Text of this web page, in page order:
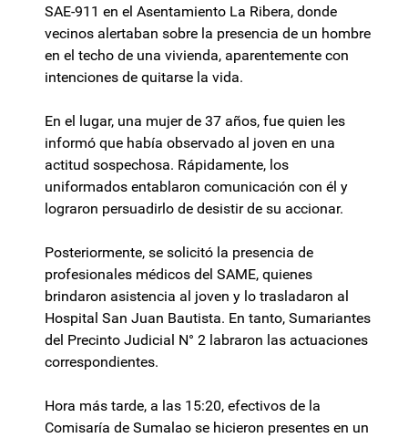
SAE-911 en el Asentamiento La Ribera, donde
vecinos alertaban sobre la presencia de un hombre
en el techo de una vivienda, aparentemente con
intenciones de quitarse la vida.
En el lugar, una mujer de 37 años, fue quien les
informó que había observado al joven en una
actitud sospechosa. Rápidamente, los
uniformados entablaron comunicación con él y
lograron persuadirlo de desistir de su accionar.
Posteriormente, se solicitó la presencia de
profesionales médicos del SAME, quienes
brindaron asistencia al joven y lo trasladaron al
Hospital San Juan Bautista. En tanto, Sumariantes
del Precinto Judicial N° 2 labraron las actuaciones
correspondientes.
Hora más tarde, a las 15:20, efectivos de la
Comisaría de Sumalao se hicieron presentes en un